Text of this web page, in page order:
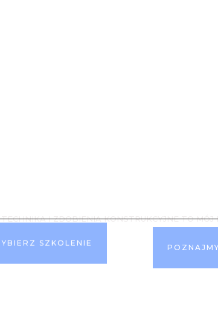
I ZDOBIENIA KONSTRUKCYJNE TO
SZKOLENIE